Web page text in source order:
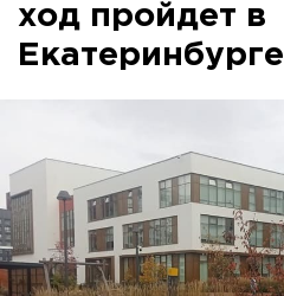
ход пройдет в
Екатеринбурге